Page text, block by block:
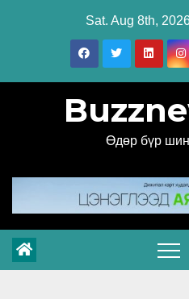
Sat. Aug 8th,
Өдөр бүр